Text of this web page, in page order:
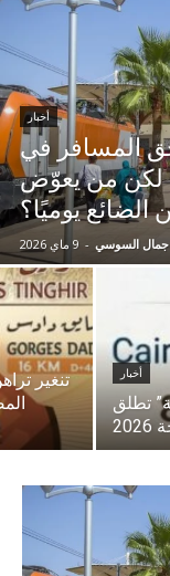
أخبار
المسافر في
لكن من يعوّض
الضائع يوميًا؟
جمال السوسي - 9 ماي 2026
أخبار
تطلق
تنغير